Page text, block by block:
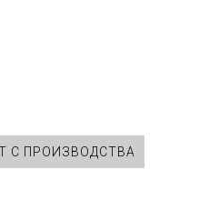
С ПРОИЗВОДСТВА